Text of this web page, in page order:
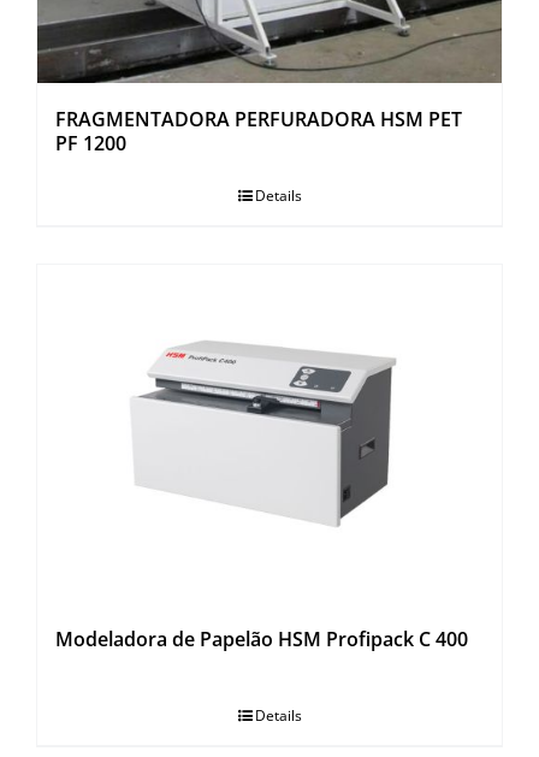
FRAGMENTADORA PERFURADORA HSM PET
PF 1200
Details
Modeladora de Papelão HSM Profipack C 400
Details